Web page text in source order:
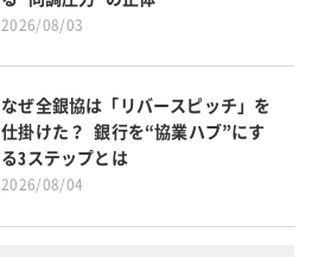
2026/08/03
なぜ全銀協は「リバースピッチ」を
仕掛けた？ 銀行を“協業ハブ”にす
る3ステップとは
2026/08/04